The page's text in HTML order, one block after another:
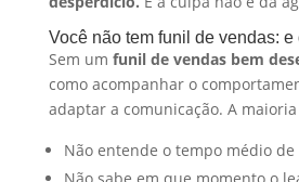
Você não tem funil de vendas:
Sem um funil de vendas bem
como acompanhar o
adaptar a comunicação. A
Não entende o tempo médio de
Não sabe em que momento o